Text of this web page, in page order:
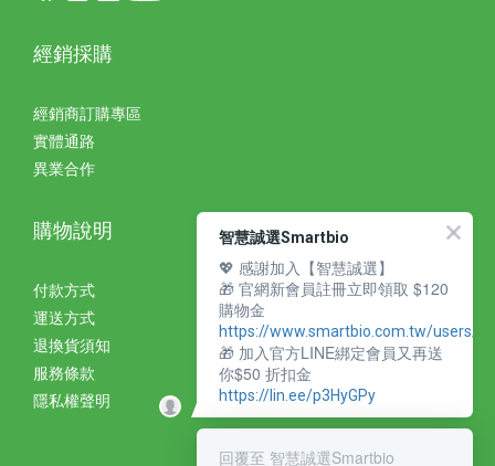
經銷採購
經銷商訂購專區
實體通路
異業合作
購物說明
付款方式
運送方式
退換貨須知
服務條款
隱私權聲明
智慧誠選Smartbio
💖 感謝加入【智慧誠選】
🎁 官網新會員註冊立即領取 $120
購物金
https://www.smartbio.com.tw/users/
🎁 加入官方LINE綁定會員又再送
你$50 折扣金
https://lin.ee/p3HyGPy
回覆至 智慧誠選Smartbio